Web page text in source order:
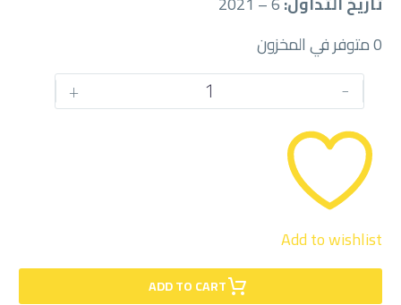
0 متوفر في المخزون
-
كمية
ميشلان
225/50
/
17RF
+
ADD TO CART
Add to wishlist